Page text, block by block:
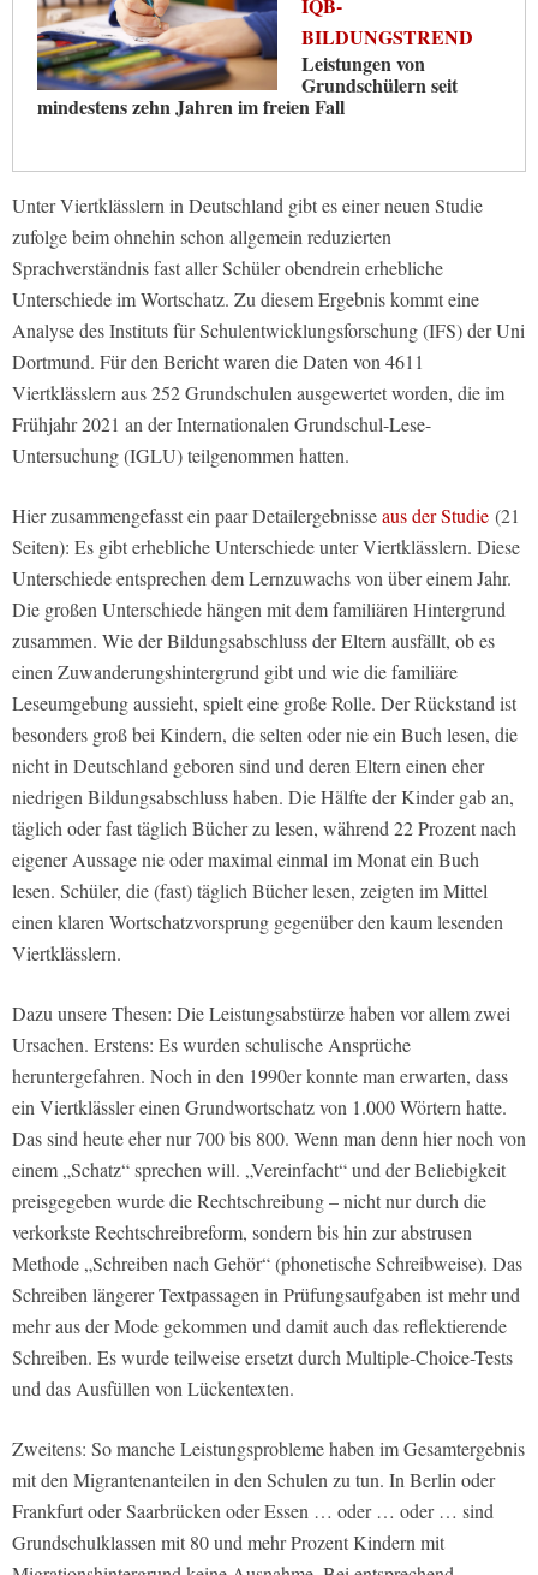
IQB-
BILDUNGSTREND
Leistungen von
Grundschülern seit
mindestens zehn Jahren im freien Fall
Unter Viertklässlern in Deutschland gibt es einer neuen Studie
zufolge beim ohnehin schon allgemein reduzierten
Sprachverständnis fast aller Schüler obendrein erhebliche
Unterschiede im Wortschatz. Zu diesem Ergebnis kommt eine
Analyse des Instituts für Schulentwicklungsforschung (IFS) der Uni
Dortmund. Für den Bericht waren die Daten von 4611
Viertklässlern aus 252 Grundschulen ausgewertet worden, die im
Frühjahr 2021 an der Internationalen Grundschul-Lese-
Untersuchung (IGLU) teilgenommen hatten.
Hier zusammengefasst ein paar Detailergebnisseaus der Studie (21
Seiten): Es gibt erhebliche Unterschiede unter Viertklässlern. Diese
Unterschiede entsprechen dem Lernzuwachs von über einem Jahr.
Die großen Unterschiede hängen mit dem familiären Hintergrund
zusammen. Wie der Bildungsabschluss der Eltern ausfällt, ob es
einen Zuwanderungshintergrund gibt und wie die familiäre
Leseumgebung aussieht, spielt eine große Rolle. Der Rückstand ist
besonders groß bei Kindern, die selten oder nie ein Buch lesen, die
nicht in Deutschland geboren sind und deren Eltern einen eher
niedrigen Bildungsabschluss haben. Die Hälfte der Kinder gab an,
täglich oder fast täglich Bücher zu lesen, während 22 Prozent nach
eigener Aussage nie oder maximal einmal im Monat ein Buch
lesen. Schüler, die (fast) täglich Bücher lesen, zeigten im Mittel
einen klaren Wortschatzvorsprung gegenüber den kaum lesenden
Viertklässlern.
Dazu unsere Thesen: Die Leistungsabstürze haben vor allem zwei
Ursachen. Erstens: Es wurden schulische Ansprüche
heruntergefahren. Noch in den 1990er konnte man erwarten, dass
ein Viertklässler einen Grundwortschatz von 1.000 Wörtern hatte.
Das sind heute eher nur 700 bis 800. Wenn man denn hier noch von
einem „Schatz“ sprechen will. „Vereinfacht“ und der Beliebigkeit
preisgegeben wurde die Rechtschreibung – nicht nur durch die
verkorkste Rechtschreibreform, sondern bis hin zur abstrusen
Methode „Schreiben nach Gehör“ (phonetische Schreibweise). Das
Schreiben längerer Textpassagen in Prüfungsaufgaben ist mehr und
mehr aus der Mode gekommen und damit auch das reflektierende
Schreiben. Es wurde teilweise ersetzt durch Multiple-Choice-Tests
und das Ausfüllen von Lückentexten.
Zweitens: So manche Leistungsprobleme haben im Gesamtergebnis
mit den Migrantenanteilen in den Schulen zu tun. In Berlin oder
Frankfurt oder Saarbrücken oder Essen … oder … oder … sind
Grundschulklassen mit 80 und mehr Prozent Kindern mit